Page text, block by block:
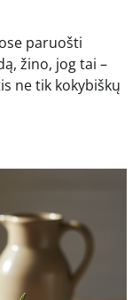
paruošti
žino, jog tai –
ne tik kokybiškų